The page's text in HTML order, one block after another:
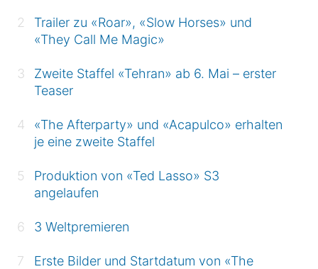
Trailer zu «Roar», «Slow Horses» und
«They Call Me Magic»
Zweite Staffel «Tehran» ab 6. Mai – erster
Teaser
«The Afterparty» und «Acapulco» erhalten
je eine zweite Staffel
Produktion von «Ted Lasso» S3
angelaufen
3 Weltpremieren
Erste Bilder und Startdatum von «The